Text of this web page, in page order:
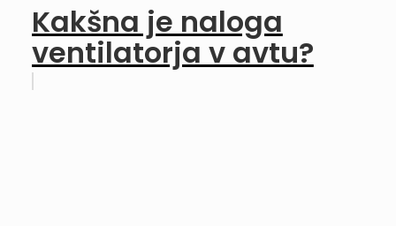
Kakšna je naloga
ventilatorja v avtu?